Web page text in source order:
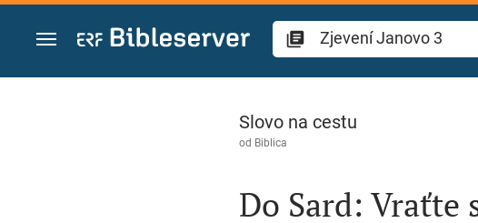
Přejít na obsah
Zjevení Janovo 3
Slovo na cestu
od Biblica
Do Sard: